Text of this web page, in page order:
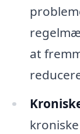
at